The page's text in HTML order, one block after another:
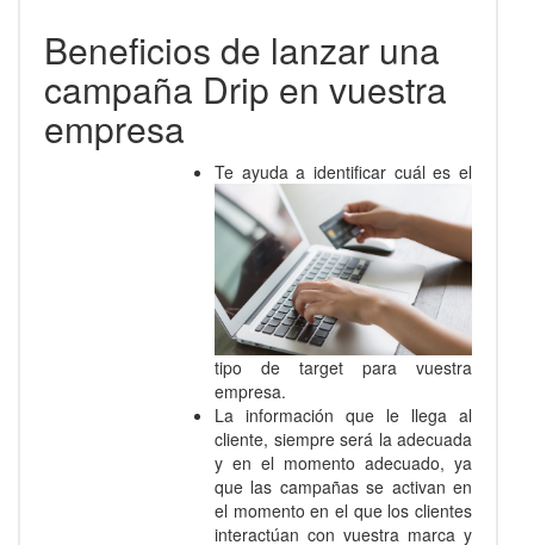
Beneficios de lanzar una
campaña Drip en vuestra
empresa
Te ayuda a identificar cuál es el
tipo de target para vuestra
empresa.
La información que le llega al
cliente, siempre será la adecuada
y en el momento adecuado, ya
que las campañas se activan en
el momento en el que los clientes
interactúan con vuestra marca y